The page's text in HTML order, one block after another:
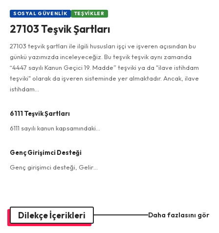
SOSYAL GÜVENLIK TEŞVIKLER
27103 Teşvik Şartları
27103 teşvik şartları ile ilgili hususları işçi ve işveren açısından bu
günkü yazımızda inceleyeceğiz. Bu teşvik teşvik aynı zamanda
“4447 sayılı Kanun Geçici 19. Madde” teşviki ya da "ilave istihdam
teşviki" olarak da işveren sisteminde yer almaktadır. Ancak, ilave
istihdam…
6111 Teşvik Şartları
6111 sayılı kanun kapsamındaki…
Genç Girişimci Desteği
Genç girişimci desteği, Gelir…
Dilekçe İçerikleri Daha fazlasını gör